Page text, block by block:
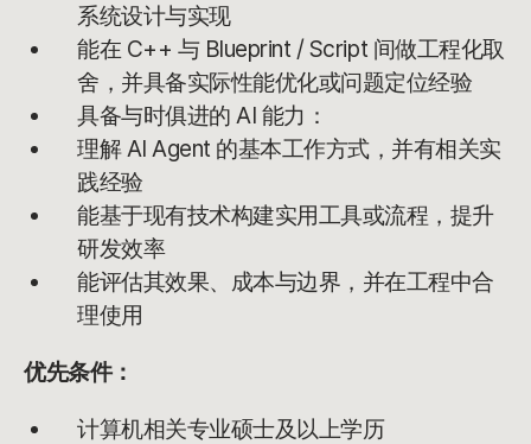
系统设计与实现
能在 C++ 与 Blueprint / Script 间做工程化取
舍，并具备实际性能优化或问题定位经验
具备与时俱进的 AI 能力：
理解 AI Agent 的基本工作方式，并有相关实
践经验
能基于现有技术构建实用工具或流程，提升
研发效率
能评估其效果、成本与边界，并在工程中合
理使用
优先条件：
计算机相关专业硕士及以上学历